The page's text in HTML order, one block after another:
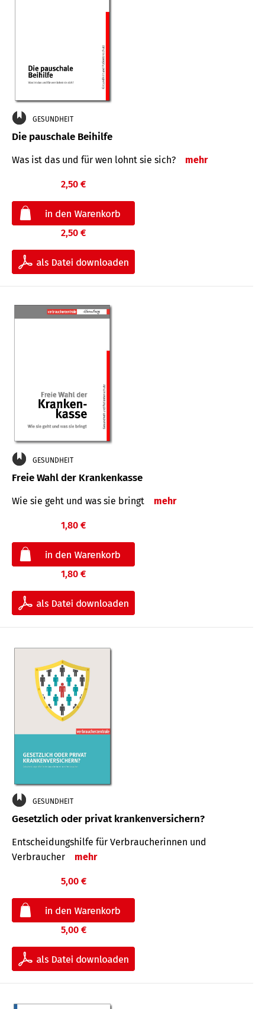
GESUNDHEIT
Die pauschale Beihilfe
Was ist das und für wen lohnt sie sich? mehr
2,50 €
2,50 €
GESUNDHEIT
Freie Wahl der Krankenkasse
Wie sie geht und was sie bringt mehr
1,80 €
1,80 €
GESUNDHEIT
Gesetzlich oder privat krankenversichern?
Entscheidungshilfe für Verbraucherinnen und
Verbraucher
mehr
5,00 €
5,00 €